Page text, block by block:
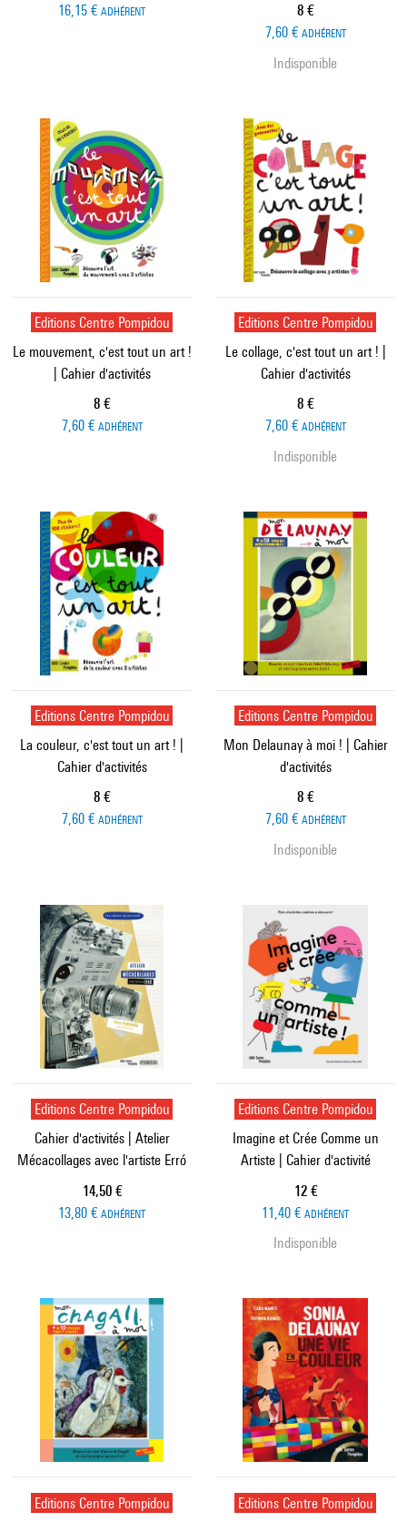
16,15 € ADHÉRENT Prix ​​actuel
8 €
7,60 € ADHÉRENT
Indisponible
Editions Centre Pompidou
Le mouvement, c'est tout un art !
| Cahier d'activités
Prix ​​actuel
8 €
7,60 € ADHÉRENT
Editions Centre Pompidou
Le collage, c'est tout un art ! |
Cahier d'activités
Prix ​​actuel
8 €
7,60 € ADHÉRENT
Indisponible
Editions Centre Pompidou
La couleur, c'est tout un art ! |
Cahier d'activités
Prix ​​actuel
8 €
7,60 € ADHÉRENT
Editions Centre Pompidou
Mon Delaunay à moi ! | Cahier
d'activités
Prix ​​actuel
8 €
7,60 € ADHÉRENT
Indisponible
Editions Centre Pompidou
Cahier d'activités | Atelier
Mécacollages avec l'artiste Erró
Prix ​​actuel
14,50 €
13,80 € ADHÉRENT
Editions Centre Pompidou
Imagine et Crée Comme un
Artiste | Cahier d'activité
Prix ​​actuel
12 €
11,40 € ADHÉRENT
Indisponible
Editions Centre Pompidou
Editions Centre Pompidou